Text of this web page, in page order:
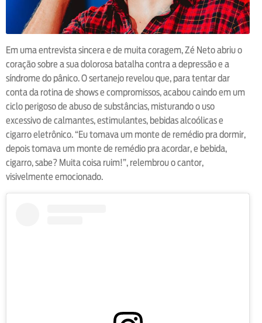
Em uma entrevista sincera e de muita coragem, Zé Neto abriu o
coração sobre a sua dolorosa batalha contra a depressão e a
síndrome do pânico. O sertanejo revelou que, para tentar dar
conta da rotina de shows e compromissos, acabou caindo em um
ciclo perigoso de abuso de substâncias, misturando o uso
excessivo de calmantes, estimulantes, bebidas alcoólicas e
cigarro eletrônico. “Eu tomava um monte de remédio pra dormir,
depois tomava um monte de remédio pra acordar, e bebida,
cigarro, sabe? Muita coisa ruim!”, relembrou o cantor,
visivelmente emocionado.